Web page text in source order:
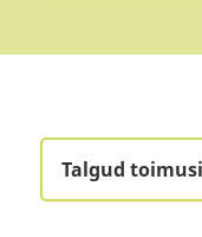
Talgud